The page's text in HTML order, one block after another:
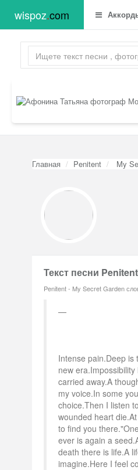
wispoz.com
Главная Penitent My
Текст песни
Penitent - My Secret Garden
Intense pain.Deep is
new
carried away.A
my voice.In some
choice.Then I listen
wounded heart
to find you
ever is again a
death there is life.A
imagine.Here I feel